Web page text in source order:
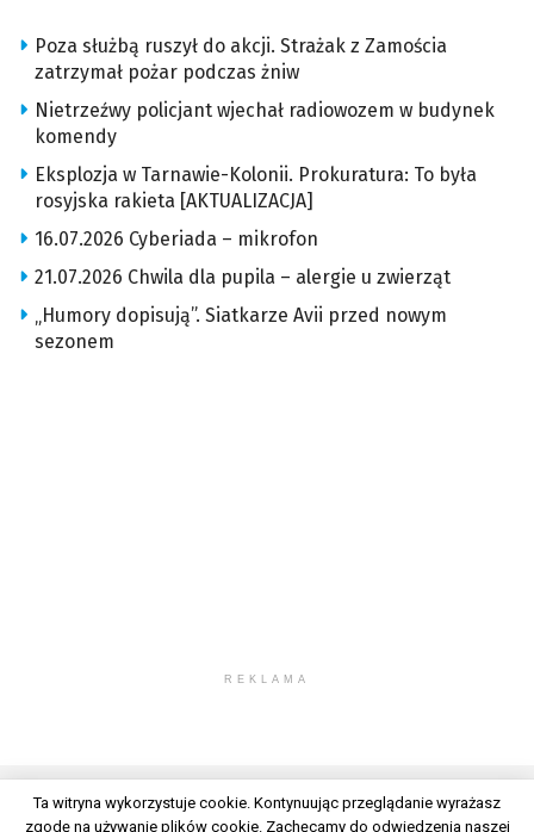
Poza służbą ruszył do akcji. Strażak z Zamościa
zatrzymał pożar podczas żniw
Nietrzeźwy policjant wjechał radiowozem w budynek
komendy
Eksplozja w Tarnawie-Kolonii. Prokuratura: To była
rosyjska rakieta [AKTUALIZACJA]
16.07.2026 Cyberiada – mikrofon
21.07.2026 Chwila dla pupila – alergie u zwierząt
„Humory dopisują”. Siatkarze Avii przed nowym
sezonem
REKLAMA
Ta witryna wykorzystuje cookie. Kontynuując przeglądanie wyrażasz
zgodę na używanie plików cookie. Zachęcamy do odwiedzenia naszej